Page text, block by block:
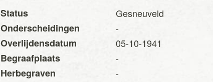
Status
Gesneuveld
Onderscheidingen
-
Overlijdensdatum
05-10-1941
Begraafplaats
-
Herbegraven
-